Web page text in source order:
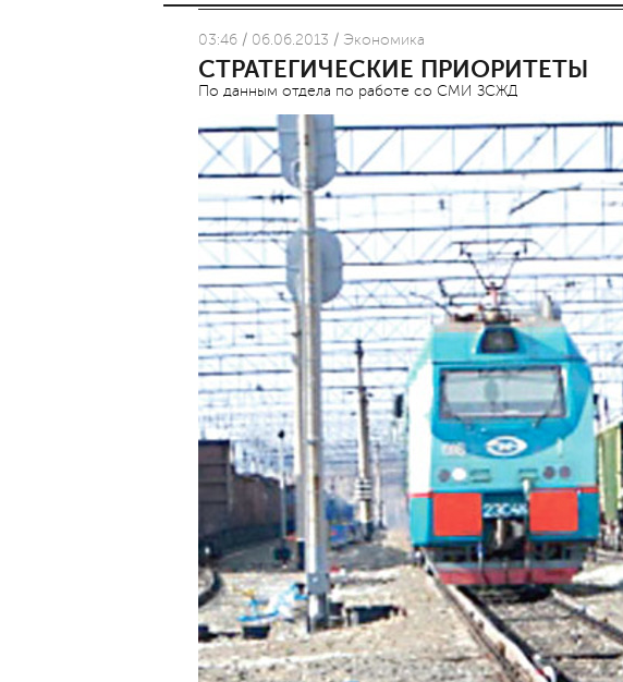
03:46 / 06.06.2013 / Экономика
СТРАТЕГИЧЕСКИЕ ПРИОРИТЕТЫ
По данным отдела по работе со СМИ ЗСЖД